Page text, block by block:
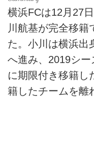
横浜FCは12月27
川航基が完全移籍
た。小川は横浜出
へ進み、2019シ
に期限付き移籍し
籍したチームを離